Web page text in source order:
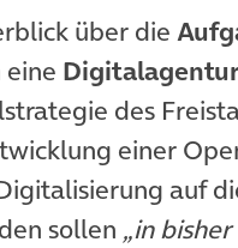
über die
des
einer
auf
sollen „in